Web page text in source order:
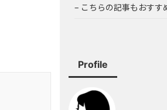
– こちらの記事もおすす
Profile